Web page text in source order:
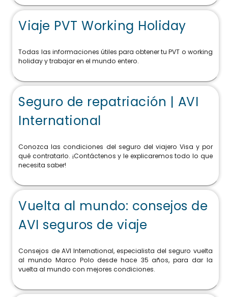
Viaje PVT Working Holiday
Todas las informaciones útiles para obtener tu PVT o working
holiday y trabajar en el mundo entero.
Seguro de repatriación | AVI
International
Conozca las condiciones del seguro del viajero Visa y por
qué contratarlo. ¡Contáctenos y le explicaremos todo lo que
necesita saber!
Vuelta al mundo: consejos de
AVI seguros de viaje
Consejos de AVI International, especialista del seguro vuelta
al mundo Marco Polo desde hace 35 años, para dar la
vuelta al mundo con mejores condiciones.